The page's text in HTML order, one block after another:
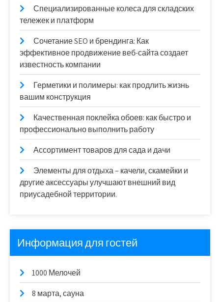
Специализированные колеса для складских
тележек и платформ
Сочетание SEO и брендинга: Как
эффективное продвижение веб-сайта создает
известность компании
Герметики и полимеры: как продлить жизнь
вашим конструкция
Качественная поклейка обоев: как быстро и
профессионально выполнить работу
Ассортимент товаров для сада и дачи
Элементы для отдыха – качели, скамейки и
другие аксессуары улучшают внешний вид
приусадебной территории.
Информация для гостей
1000 Мелочей
8 марта, сауна